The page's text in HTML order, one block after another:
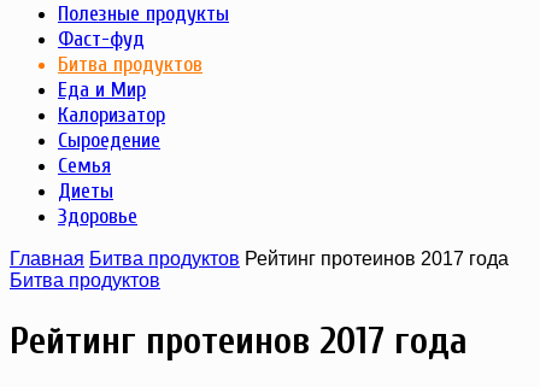
Полезные продукты
Фаст-фуд
Битва продуктов
Еда и Мир
Калоризатор
Сыроедение
Семья
Диеты
Здоровье
Главная Битва продуктов Рейтинг протеинов 2017 года
Битва продуктов
Рейтинг протеинов 2017 года